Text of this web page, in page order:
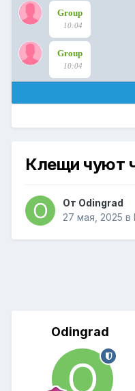
Клещи чуют
От Odingrad
27 мая, 2025 в
Odingrad